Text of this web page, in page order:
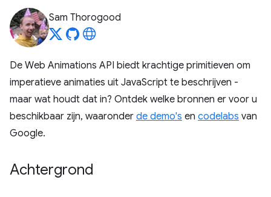
Sam Thorogood
De Web Animations API biedt krachtige primitieven om
imperatieve animaties uit JavaScript te beschrijven -
maar wat houdt dat in? Ontdek welke bronnen er voor u
beschikbaar zijn, waaronder de demo's en codelabs van
Google.
Achtergrond